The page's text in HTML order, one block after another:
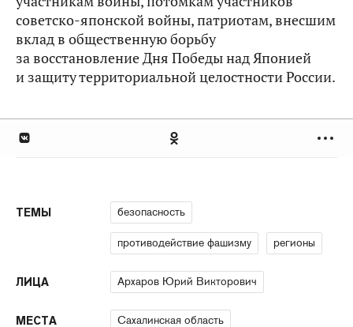
советско-японской войны, патриотам, внесшим
вклад в общественную борьбу
за восстановление Дня Победы над Японией
и защиту территориальной целостности России.
ТЕМЫ безопасность
противодействие фашизму регионы
ЛИЦА Архаров Юрий Викторович
МЕСТА Сахалинская область